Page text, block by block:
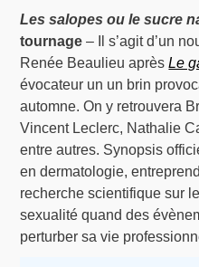
Les salopes ou le sucre
tournage – Il s’agit d’un
Renée Beaulieu aprèsLe
évocateur un un brin
automne. On y retrouvera
Vincent Leclerc, Nathalie
entre autres. Synopsis
en dermatologie,
recherche scientifique sur
sexualité quand des
perturber sa vie